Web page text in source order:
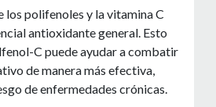
los polifenoles y la vitamina C
antioxidante general. Esto
C puede ayudar a combatir
de manera más efectiva,
de enfermedades crónicas.